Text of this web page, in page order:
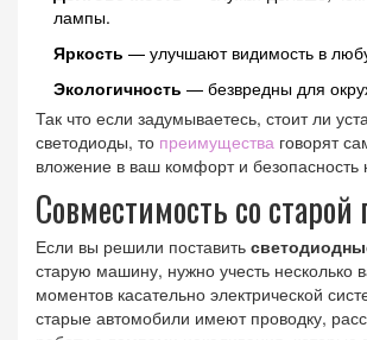
лампы.
Яркость — улучшают видимость в
Экологичность — безвредны для
Так что если задумываетесь, стоит ли
светодиоды, то преимущества говорят
вложение в ваш комфорт и безопасность
Совместимость со старой
Если вы решили поставить
старую машину, нужно учесть несколько
моментов касательно электрической
старые автомобили имеют проводку,